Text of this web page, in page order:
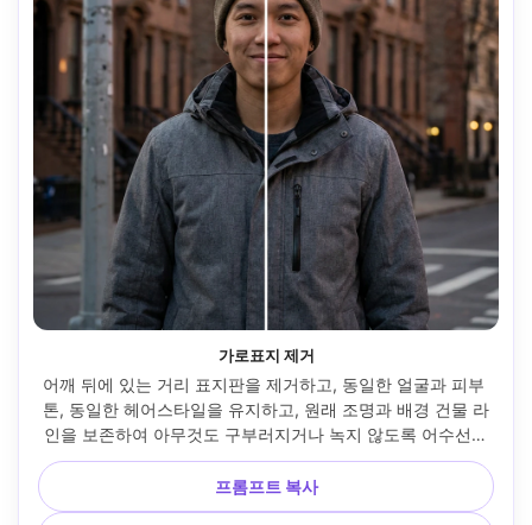
가로표지 제거
어깨 뒤에 있는 거리 표지판을 제거하고, 동일한 얼굴과 피부
톤, 동일한 헤어스타일을 유지하고, 원래 조명과 배경 건물 라
인을 보존하여 아무것도 구부러지거나 녹지 않도록 어수선함
을 줄이세요 --ar 4:5
프롬프트 복사